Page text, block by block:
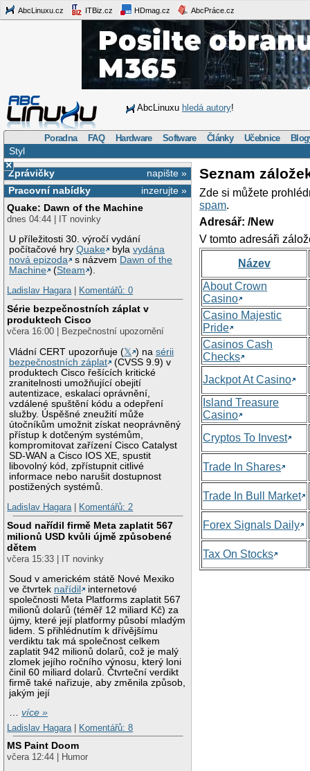
AbcLinuxu.cz ITBiz.cz HDmag.cz AbcPráce.cz
AbcLinuxu hledá autory!
Poradna FAQ Hardware Software Články Učebnice
Styl
×
napište »
Zprávičky
inzerujte »
Pracovní nabídky
Quake: Dawn of the Machine
dnes 04:44 | IT novinky
U příležitosti 30. výročí vydání
počítačové hryQuake bylavydána
nová epizoda
s názvem Dawn of the
Machine
(Steam ).
Ladislav Hagara| Komentářů: 0
Série bezpečnostních záplat v
produktech Cisco
včera 16:00 | Bezpečnostní upozornění
Vládní CERT upozorňuje (𝕏 ) nasérii
bezpečnostních záplat
(CVSS 9.9) v
produktech Cisco řešících kritické
zranitelnosti umožňující obejití
autentizace, eskalaci oprávnění,
vzdálené spuštění kódu a odepření
služby. Úspěšné zneužití může
útočníkům umožnit získat neoprávněný
přístup k dotčeným systémům,
kompromitovat zařízení Cisco Catalyst
SD-WAN a Cisco IOS XE, spustit
libovolný kód, zpřístupnit citlivé
informace nebo narušit dostupnost
postižených systémů.
Ladislav Hagara| Komentářů: 2
Soud nařídil firmě Meta zaplatit 567
milionů USD kvůli újmě způsobené
dětem
včera 15:33 | IT novinky
Soud v americkém státě Nové Mexiko
ve čtvrtek nařídil
internetové
společnosti Meta Platforms zaplatit 567
milionů dolarů (téměř 12 miliard Kč) za
újmy, které její platformy působí mladým
lidem. S přihlédnutím k dřívějšímu
verdiktu tak má společnost celkem
zaplatit 942 milionů dolarů, což je malý
zlomek jejího ročního výnosu, který loni
činil 60 miliard dolarů. Čtvrteční verdikt
firmě také nařizuje, aby změnila způsob,
jakým její
…více »
Ladislav Hagara
Komentářů: 8
MS Paint Doom
včera 12:44 | Humor
Seznam
Zde si můžete
spam.
Adresář: /New
V tomto adresáři
Název
About Crown
Casino
Casino Majestic
Pride
Casinos Cash
Checks
Jackpot At Casino
Island Treasure
Casino
Cryptos To Invest
Trade In Shares
Trade In Bull Market
Forex Signals Daily
Tax On Stocks